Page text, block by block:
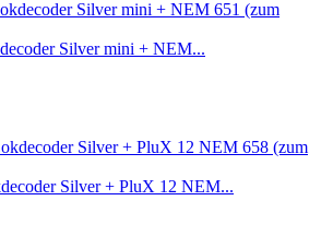
Silver mini + NEM...
Silver + PluX 12 NEM...